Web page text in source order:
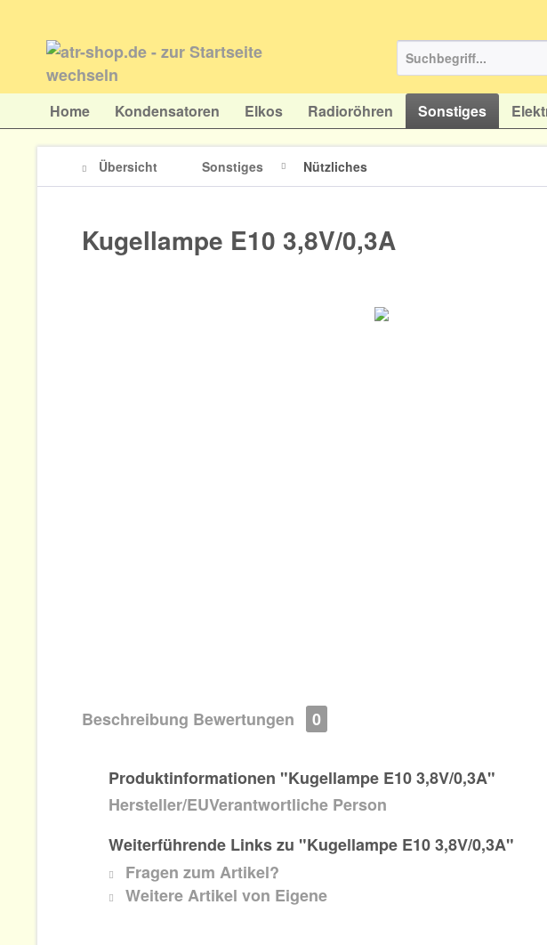
Home Kondensatoren Elkos Radioröhren Sonstiges
Übersicht Sonstiges Nützliches
Kugellampe E10 3,8V/0,3A
Beschreibung Bewertungen 0
Produktinformationen "Kugellampe E10 3,8V/0,3A"
Hersteller/EUVerantwortliche Person
Weiterführende Links zu "Kugellampe E10 3,8V/0,3A"
Fragen zum Artikel?
Weitere Artikel von Eigene